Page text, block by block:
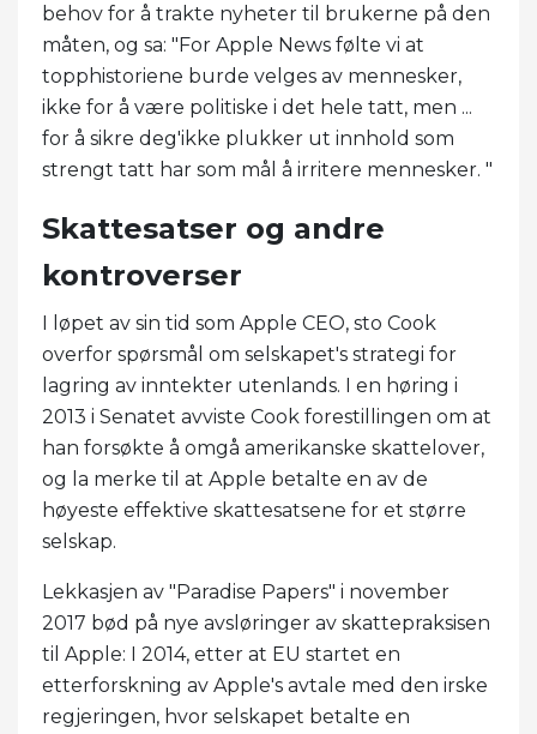
behov for å trakte nyheter til brukerne på den
måten, og sa: "For Apple News følte vi at
topphistoriene burde velges av mennesker,
ikke for å være politiske i det hele tatt, men ...
for å sikre deg'ikke plukker ut innhold som
strengt tatt har som mål å irritere mennesker. "
Skattesatser og andre
kontroverser
I løpet av sin tid som Apple CEO, sto Cook
overfor spørsmål om selskapet's strategi for
lagring av inntekter utenlands. I en høring i
2013 i Senatet avviste Cook forestillingen om at
han forsøkte å omgå amerikanske skattelover,
og la merke til at Apple betalte en av de
høyeste effektive skattesatsene for et større
selskap.
Lekkasjen av "Paradise Papers" i november
2017 bød på nye avsløringer av skattepraksisen
til Apple: I 2014, etter at EU startet en
etterforskning av Apple's avtale med den irske
regjeringen, hvor selskapet betalte en